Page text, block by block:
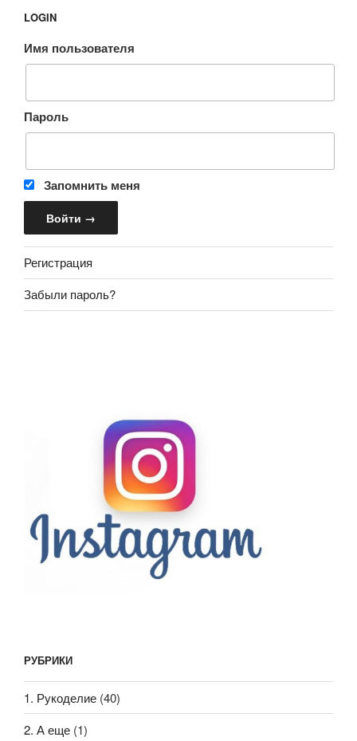
LOGIN
Имя пользователя
Пароль
Запомнить меня
Регистрация
Забыли пароль?
РУБРИКИ
1. Рукоделие (40)
2. А еще (1)